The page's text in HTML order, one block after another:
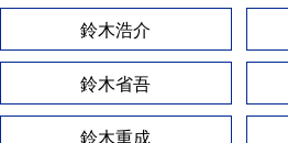
鈴木浩介
鈴木省吾
鈴木重成